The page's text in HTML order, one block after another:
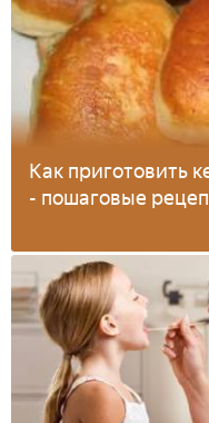
Как приготовить
- пошаговые